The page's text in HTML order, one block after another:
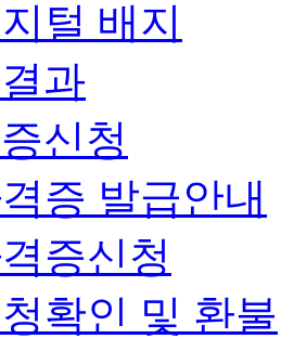
털 배지
과
신청
증 발급안내
증신청
확인 및 환불